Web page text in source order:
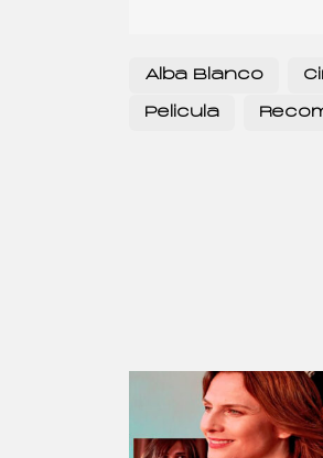
Alba Blanco
Pelicula